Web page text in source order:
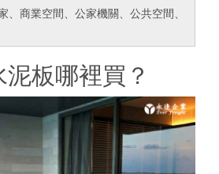
、商業空間、公家機關、公共空間、
板哪裡買？